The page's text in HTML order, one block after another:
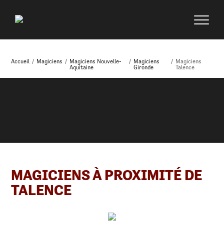
Accueil / Magiciens / Magiciens Nouvelle-
Aquitaine
/ Magiciens
Gironde
/ Magiciens
Talence
MAGICIENS À PROXIMITÉ DE
TALENCE